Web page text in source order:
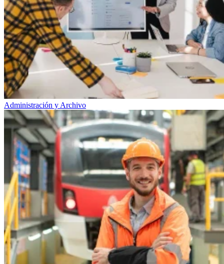
Administración y Archivo